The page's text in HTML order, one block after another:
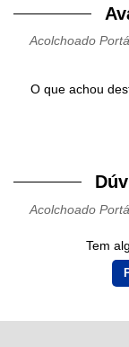
Acolchoado
O que achou
Acolchoado
Tem